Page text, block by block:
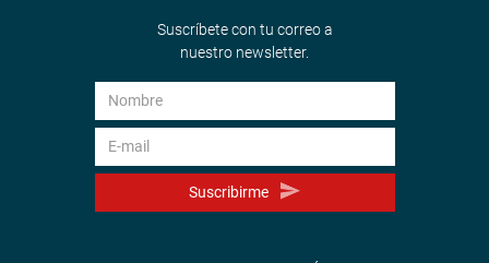
Suscríbete con tu correo a
nuestro newsletter.
Suscribirme